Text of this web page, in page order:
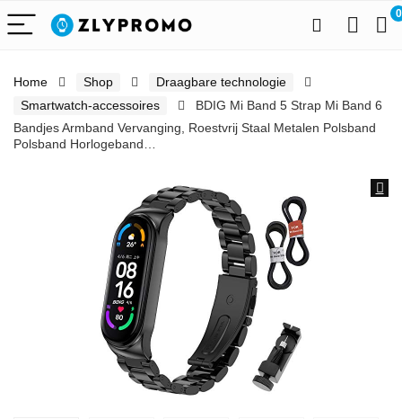
0
Home Shop
Draagbare technologie
Smartwatch-accessoires
BDIG Mi Band 5 Strap Mi Band 6
Bandjes Armband Vervanging, Roestvrij Staal Metalen Polsband
Polsband Horlogeband…